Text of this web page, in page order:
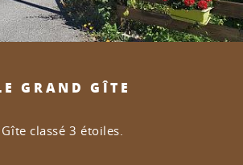
GRAND GÎTE
Gîte classé 3 étoiles.